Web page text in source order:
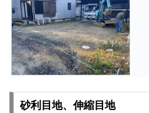
砂利目地、伸縮目地